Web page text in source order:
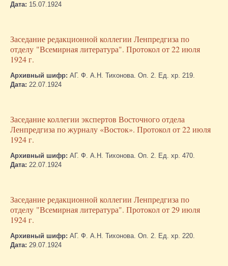
Дата: 15.07.1924
Заседание редакционной коллегии Ленпредгиза по
отделу "Всемирная литература". Протокол от 22 июля
1924 г.
Архивный шифр: АГ. Ф. А.Н. Тихонова. Оп. 2. Ед. хр. 219.
Дата: 22.07.1924
Заседание коллегии экспертов Восточного отдела
Ленпредгиза по журналу «Восток». Протокол от 22 июля
1924 г.
Архивный шифр: АГ. Ф. А.Н. Тихонова. Оп. 2. Ед. хр. 470.
Дата: 22.07.1924
Заседание редакционной коллегии Ленпредгиза по
отделу "Всемирная литература". Протокол от 29 июля
1924 г.
Архивный шифр: АГ. Ф. А.Н. Тихонова. Оп. 2. Ед. хр. 220.
Дата: 29.07.1924